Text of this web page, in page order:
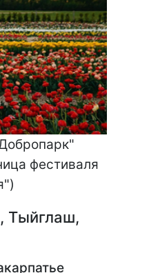
фестиваля
Тыйглаш,